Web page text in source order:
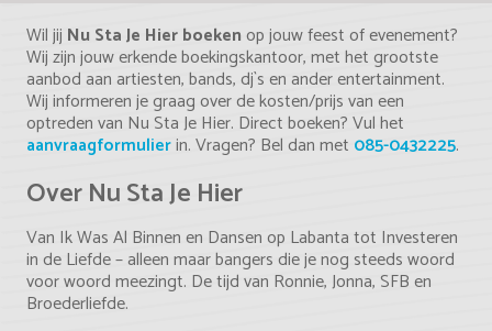
Wil jij Nu Sta Je Hier boekenop jouw feest of evenement?
Wij zijn jouw erkende boekingskantoor, met het grootste
aanbod aan artiesten, bands, dj`s en ander entertainment.
Wij informeren je graag over de kosten/prijs van een
optreden van Nu Sta Je Hier. Direct boeken? Vul het
aanvraagformulierin. Vragen? Bel dan met 085-0432225.
Over Nu Sta Je Hier
Van Ik Was Al Binnenen Dansen op Labantatot Investeren
in de Liefde– alleen maar bangers die je nog steeds woord
voor woord meezingt. De tijd van Ronnie, Jonna, SFB en
Broederliefde.